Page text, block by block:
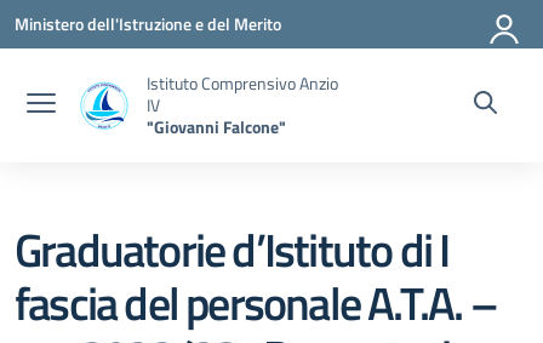
Vai ai contenuti
Vai al menu di navigazione
Vai al footer
Ministero dell'Istruzione e del Merito
Istituto Comprensivo Anzio
IV
"Giovanni Falcone"
Graduatorie d’Istituto di I
fascia del personale A.T.A. –